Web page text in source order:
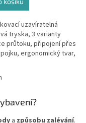
uzavíratelná
tryska, 3 varianty
průtoku, připojení přes
ergonomický tvar,
a způsobu zalévání.